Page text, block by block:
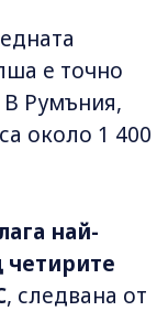
е точно
В Румъния,
около 1 400
най-
четирите
, следвана от